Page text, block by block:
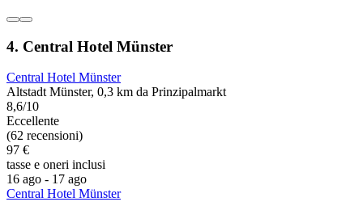
4. Central Hotel Münster
Central Hotel Münster
Altstadt Münster, 0,3 km da Prinzipalmarkt
8,6/10
Eccellente
(62 recensioni)
97 €
tasse e oneri inclusi
16 ago - 17 ago
Central Hotel Münster